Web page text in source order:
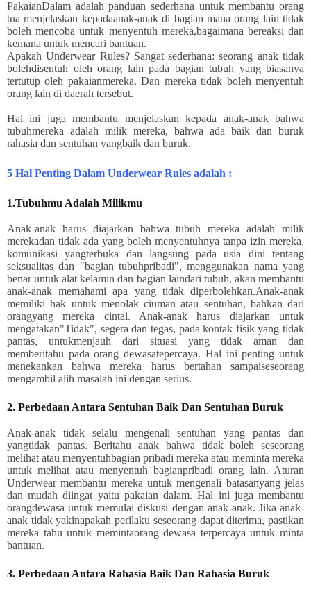
PakaianDalam adalah panduan sederhana untuk membantu orang
tua menjelaskan kepadaanak-anak di bagian mana orang lain tidak
boleh mencoba untuk menyentuh mereka,bagaimana bereaksi dan
kemana untuk mencari bantuan.
Apakah Underwear Rules? Sangat sederhana: seorang anak tidak
bolehdisentuh oleh orang lain pada bagian tubuh yang biasanya
tertutup oleh pakaianmereka. Dan mereka tidak boleh menyentuh
orang lain di daerah tersebut.
Hal ini juga membantu menjelaskan kepada anak-anak bahwa
tubuhmereka adalah milik mereka, bahwa ada baik dan buruk
rahasia dan sentuhan yangbaik dan buruk.
5 Hal Penting Dalam Underwear Rules adalah :
1.Tubuhmu Adalah Milikmu
Anak-anak harus diajarkan bahwa tubuh mereka adalah milik
merekadan tidak ada yang boleh menyentuhnya tanpa izin mereka.
komunikasi yangterbuka dan langsung pada usia dini tentang
seksualitas dan "bagian tubuhpribadi", menggunakan nama yang
benar untuk alat kelamin dan bagian laindari tubuh, akan membantu
anak-anak memahami apa yang tidak diperbolehkan.Anak-anak
memiliki hak untuk menolak ciuman atau sentuhan, bahkan dari
orangyang mereka cintai. Anak-anak harus diajarkan untuk
mengatakan"Tidak", segera dan tegas, pada kontak fisik yang tidak
pantas, untukmenjauh dari situasi yang tidak aman dan
memberitahu pada orang dewasatepercaya. Hal ini penting untuk
menekankan bahwa mereka harus bertahan sampaiseseorang
mengambil alih masalah ini dengan serius.
2. Perbedaan Antara Sentuhan Baik Dan Sentuhan Buruk
Anak-anak tidak selalu mengenali sentuhan yang pantas dan
yangtidak pantas. Beritahu anak bahwa tidak boleh seseorang
melihat atau menyentuhbagian pribadi mereka atau meminta mereka
untuk melihat atau menyentuh bagianpribadi orang lain. Aturan
Underwear membantu mereka untuk mengenali batasanyang jelas
dan mudah diingat yaitu pakaian dalam. Hal ini juga membantu
orangdewasa untuk memulai diskusi dengan anak-anak. Jika anak-
anak tidak yakinapakah perilaku seseorang dapat diterima, pastikan
mereka tahu untuk memintaorang dewasa terpercaya untuk minta
bantuan.
3. Perbedaan Antara Rahasia Baik Dan Rahasia Buruk